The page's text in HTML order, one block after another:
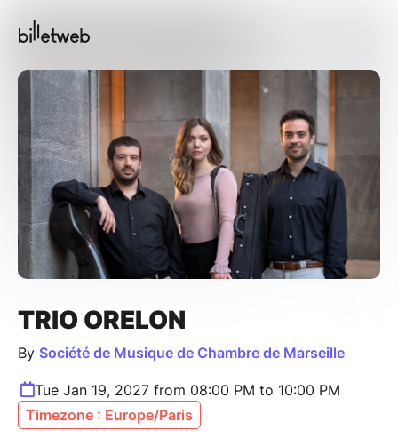
TRIO ORELON
By Société de Musique de Chambre de Marseille
Tue Jan 19, 2027 from 08:00 PM to 10:00 PM
Timezone : Europe/Paris